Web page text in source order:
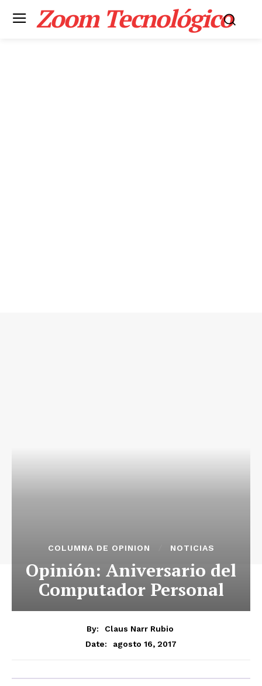
Zoom Tecnológico
COLUMNA DE OPINION NOTICIAS
Opinión: Aniversario del
Computador Personal
By:
Claus Narr Rubio
Date:
agosto 16, 2017